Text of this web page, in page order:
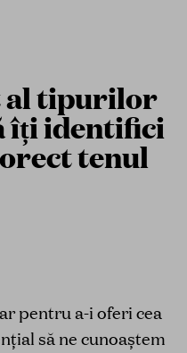
al tipurilor
îți identifici
tenul
pentru a-i oferi cea
să ne cunoaștem